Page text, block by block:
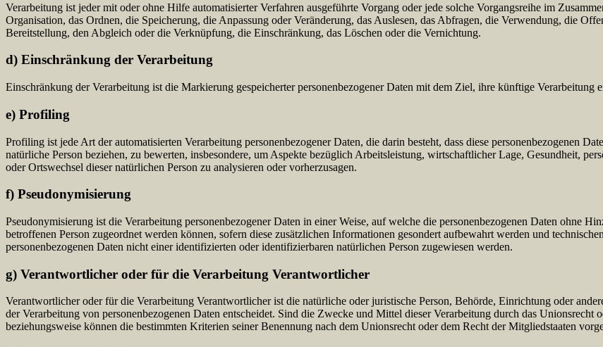
Verarbeitung ist jeder mit oder ohne Hilfe automatisierter Verfahren ausgeführte Vorgang oder jede solche Vorgangsreihe im
Organisation, das Ordnen, die Speicherung, die Anpassung oder Veränderung, das Auslesen, das Abfragen, die Verwendung, die
Bereitstellung, den Abgleich oder die Verknüpfung, die Einschränkung, das Löschen oder die Vernichtung.
d) Einschränkung der Verarbeitung
Einschränkung der Verarbeitung ist die Markierung gespeicherter personenbezogener Daten mit dem Ziel, ihre künftige Verarbeitung
e) Profiling
Profiling ist jede Art der automatisierten Verarbeitung personenbezogener Daten, die darin besteht, dass diese personenbezogenen
natürliche Person beziehen, zu bewerten, insbesondere, um Aspekte bezüglich Arbeitsleistung, wirtschaftlicher Lage, Gesundheit,
oder Ortswechsel dieser natürlichen Person zu analysieren oder vorherzusagen.
f) Pseudonymisierung
Pseudonymisierung ist die Verarbeitung personenbezogener Daten in einer Weise, auf welche die personenbezogenen Daten ohne
betroffenen Person zugeordnet werden können, sofern diese zusätzlichen Informationen gesondert aufbewahrt werden und
personenbezogenen Daten nicht einer identifizierten oder identifizierbaren natürlichen Person zugewiesen werden.
g) Verantwortlicher oder für die Verarbeitung Verantwortlicher
Verantwortlicher oder für die Verarbeitung Verantwortlicher ist die natürliche oder juristische Person, Behörde, Einrichtung oder
der Verarbeitung von personenbezogenen Daten entscheidet. Sind die Zwecke und Mittel dieser Verarbeitung durch das
beziehungsweise können die bestimmten Kriterien seiner Benennung nach dem Unionsrecht oder dem Recht der Mitgliedstaaten